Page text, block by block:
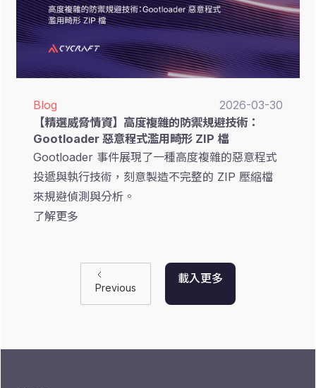
Blog
2026-03-30
【精選威脅情資】高度複雜的防禦規避技術：
Gootloader 惡意程式濫用畸形 ZIP 檔
Gootloader 事件展現了一種高度複雜的惡意程式
投遞與執行技術，刻意製造不完整的 ZIP 壓縮檔
來規避偵測與分析。
了解更多
Previous
載入更多